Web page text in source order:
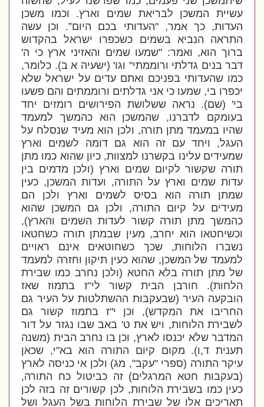
עשיית המשכן לבריאת שמים וארץ. וכמו משכן
העדות, כך אמר, "העדותי בכם היום”. וכן עשה
התראה הנביא בשמים כשכפרו ישראל בהקדוש
ברוך הוא, ואמר: "שמעו שמים והאזיני ארץ כי ה'
דבר בנים גדלתי ורוממתי" וגו' (ישעיה א ב). כלומר,
כמו שהעדותי בפניכם ואתם עדים על ישראל שלא
יכפרו בי, שמעו כי אני גדלתים ורוממתים והם פשעו
בי' (שם). נראה ששלושת הפירושים רומזים יחד
בעומקם לדברנו, שהמשכן הוא כהמשך למעמד
שהיו במעמד מתן תורה, ולכן הוא מעיד שנסלח על
העגל, ויחד עם זה הוא גם דומה לשמים וארץ
שמעידים עלינו בקשרנו למצוות, כיון שהוא כמו מתן
תורה שקשור לקיום שמים וארץ (ולכן מדמים בין
עדות שמים וארץ על התורה, ועדות המשכן, כעין
שמתן תורה הוא בסיס לשמים וארץ ולכן הם
מעידים על קיום התורה, ולכן גם המשכן שהוא
כהמשך מתן תורה קשור לעדות השמים והארץ),
וכשיחטאו הוא יחרב, מעין שבמתן תורה כשחטאו
נשברו הלוחות, שכך כשחוטאים אינם ראויים
למעמד של המשכן, שהוא כעין תיקון וחזרה למעמד
של מתן תורה בלא החטא (ולכן נחרב כמו שבירת
הלחות). חורבן הבית קשור לי"ז בתמוז שאז
הובקעה העיר (שבעקבות ההשתלטות על העיר גם
החריבו את המקדש), וכן י"ז בתמוז קשור גם
לשבירת הלוחות, ויש את ט' באב שבו נגזר על דור
המדבר שלא יכנסו לארץ, וכן בו נחרב הבית (משנה
תענית ד,ו). מקום קיום התורה הוא בא"י, שכאן
עיקר התורה (ספרי "עקב", מג) ולכן אי כניסה לארץ
(בעקבות חטא המרגלים) זה כביטול כח התורה,
כעין כמו בשבירת הלוחות, לכן קשורים זה בזה לכן
תאריכים אלו של שבירת הלוחות בשל העגל ושל